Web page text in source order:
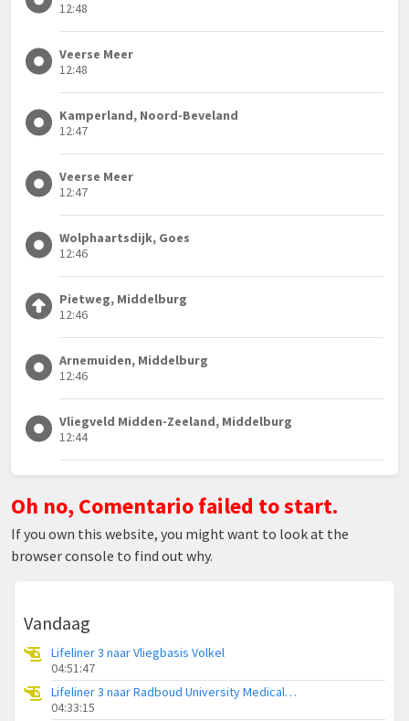
12:48
Veerse Meer
12:48
Kamperland, Noord-Beveland
12:47
Veerse Meer
12:47
Wolphaartsdijk, Goes
12:46
Pietweg, Middelburg
12:46
Arnemuiden, Middelburg
12:46
Vliegveld Midden-Zeeland, Middelburg
12:44
Oh no, Comentario failed to start.
If you own this website, you might want to look at the
browser console to find out why.
Vandaag
Lifeliner 3 naar Vliegbasis Volkel
04:51:47
Lifeliner 3 naar Radboud University Medical Center Heliport
04:33:15